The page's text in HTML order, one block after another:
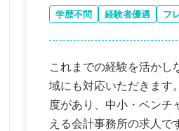
学歴不問 経験者優遇 フ
これまでの経験を活か
域にも対応いただきます
度があり、中小・ベンチ
える会計事務所の求人で